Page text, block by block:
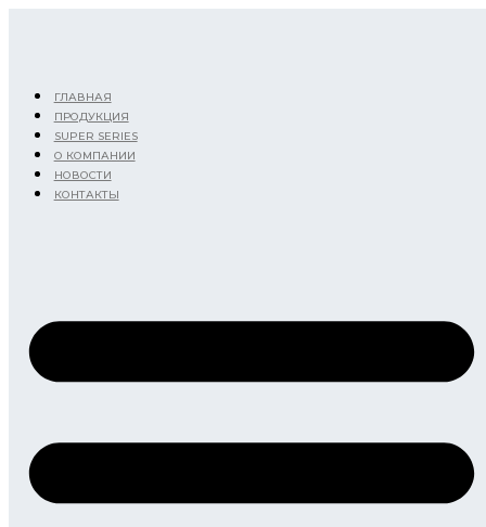
ГЛАВНАЯ
ПРОДУКЦИЯ
SUPER SERIES
О КОМПАНИИ
НОВОСТИ
КОНТАКТЫ